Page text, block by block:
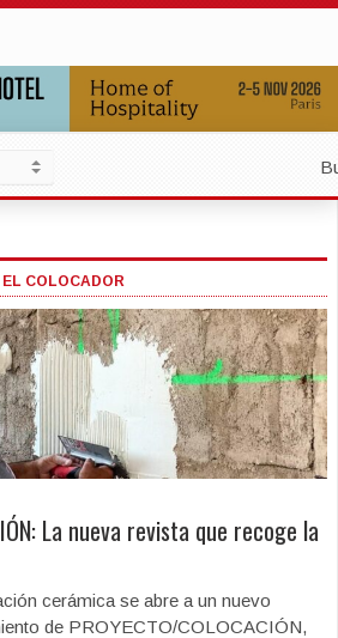
EL COLOCADOR
La nueva revista que recoge la
cerámica se abre a un nuevo
de PROYECTO/COLOCACIÓN,